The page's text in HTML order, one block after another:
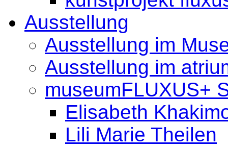
Ausstellung
Ausstellung im
Ausstellung im
museumFLUXUS+
Elisabeth
Lili Marie Theilen